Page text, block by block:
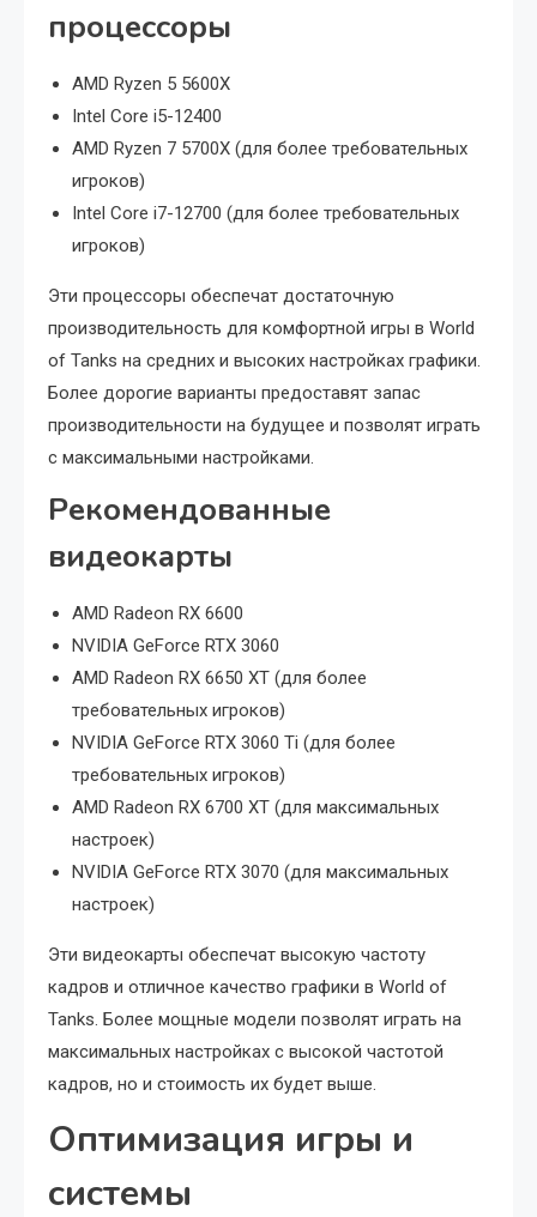
процессоры
AMD Ryzen 5 5600X
Intel Core i5-12400
AMD Ryzen 7 5700X (для более требовательных
игроков)
Intel Core i7-12700 (для более требовательных
игроков)
Эти процессоры обеспечат достаточную
производительность для комфортной игры в World
of Tanks на средних и высоких настройках графики.
Более дорогие варианты предоставят запас
производительности на будущее и позволят играть
с максимальными настройками.
Рекомендованные
видеокарты
AMD Radeon RX 6600
NVIDIA GeForce RTX 3060
AMD Radeon RX 6650 XT (для более
требовательных игроков)
NVIDIA GeForce RTX 3060 Ti (для более
требовательных игроков)
AMD Radeon RX 6700 XT (для максимальных
настроек)
NVIDIA GeForce RTX 3070 (для максимальных
настроек)
Эти видеокарты обеспечат высокую частоту
кадров и отличное качество графики в World of
Tanks. Более мощные модели позволят играть на
максимальных настройках с высокой частотой
кадров, но и стоимость их будет выше.
Оптимизация игры и
системы